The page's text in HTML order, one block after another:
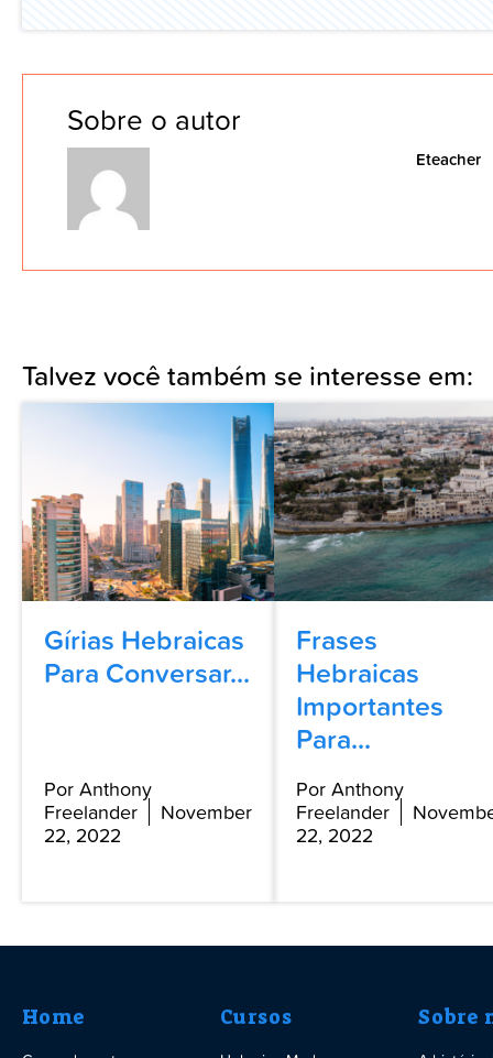
Sobre o autor
Eteacher
Talvez você também se interesse em:
Gírias Hebraicas
Para Conversar...
Por Anthony
Freelander
November
22, 2022
Frases
Hebraicas
Importantes
Para...
Por Anthony
Freelander
22, 2022
Home Cursos Sobre